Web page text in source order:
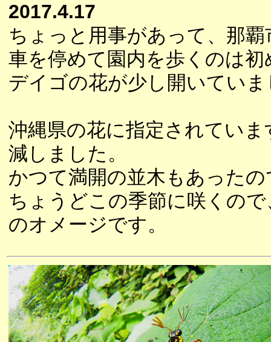
2017.4.17
ちょっと用事があって、那
車を停めて園内を歩くのは
デイゴの花が少し開いてい
沖縄県の花に指定されてい
減しました。
かつて満開の並木もあった
ちょうどこの季節に咲くの
のオメージです。